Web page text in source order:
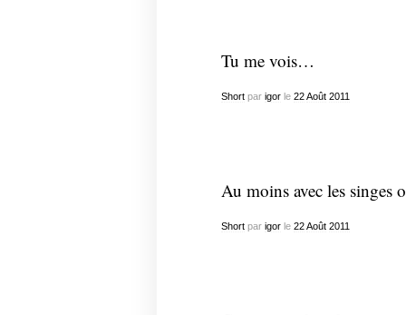
Tu me vois…
Shortpar igorle 22 Août 2011
Au moins avec les singes
Shortpar igorle 22 Août 2011